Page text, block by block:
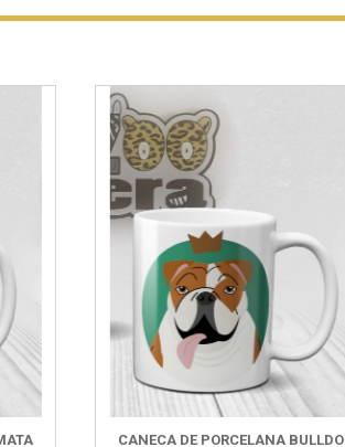
CANECA DE PORCELANA